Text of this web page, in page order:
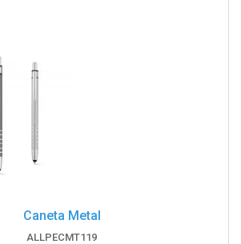
Caneta Metal
ALLPECMT119